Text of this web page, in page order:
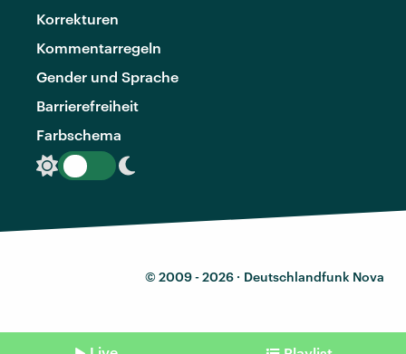
Korrekturen
Kommentarregeln
Gender und Sprache
Barrierefreiheit
Farbschema
© 2009 - 2026 · Deutschlandfunk Nova